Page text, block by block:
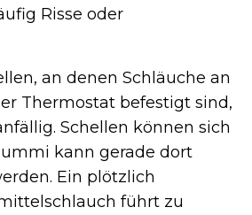
Risse oder
an denen Schläuche an
Thermostat befestigt sind,
Schellen können sich
kann gerade dort
Ein plötzlich
führt zu